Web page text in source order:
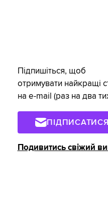
Підпишіться, щоб
отримувати найкращі
на e-mail (раз на два
ПІДПИСАТИСЯ
Подивитись свіжий